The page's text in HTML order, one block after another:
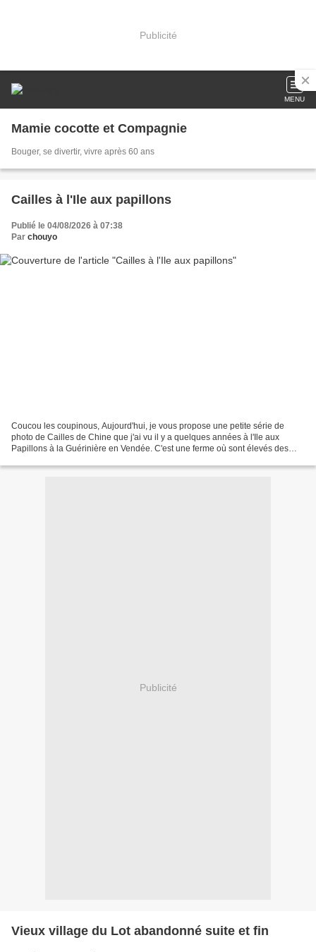
Publicité
MENU
Mamie cocotte et Compagnie
Bouger, se divertir, vivre après 60 ans
Cailles à l'Ile aux papillons
Publié le 04/08/2026 à 07:38
Par chouyo
Coucou les coupinous, Aujourd'hui, je vous propose une petite série de
photo de Cailles de Chine que j'ai vu il y a quelques années à l'Ile aux
Papillons à la Guérinière en Vendée. C'est une ferme où sont élevés des
Publicité
Vieux village du Lot abandonné suite et fin